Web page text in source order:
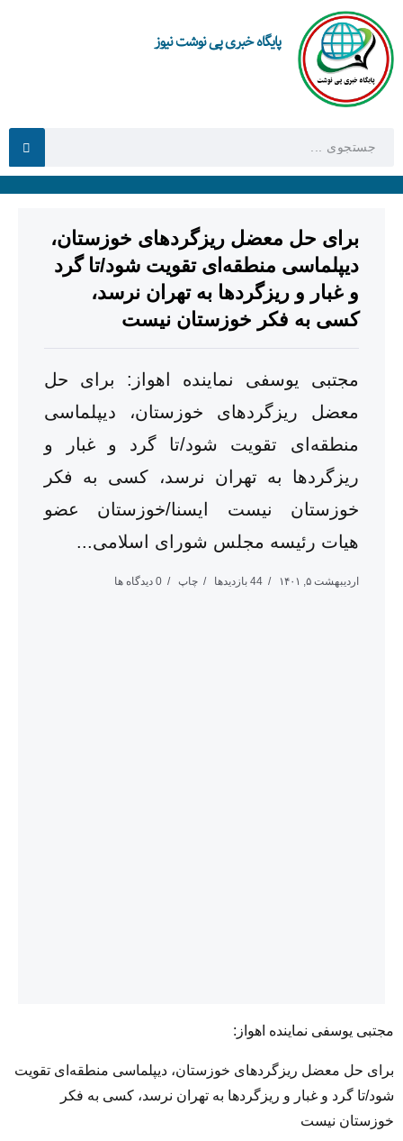
پایگاه خبری پی نوشت نیوز
برای حل معضل ریزگردهای خوزستان،
دیپلماسی منطقه‌ای تقویت شود/تا گرد
و غبار و ریزگردها به تهران نرسد،
کسی به فکر خوزستان نیست
مجتبی یوسفی نماینده اهواز: برای حل
معضل ریزگردهای خوزستان، دیپلماسی
منطقه‌ای تقویت شود/تا گرد و غبار و
ریزگردها به تهران نرسد، کسی به فکر
خوزستان نیست ایسنا/خوزستان عضو
هیات رئیسه مجلس شورای اسلامی...
اردیبهشت ۵, ۱۴۰۱ 44 بازدیدها چاپ 0 دیدگاه ها
مجتبی یوسفی نماینده اهواز:
برای حل معضل ریزگردهای خوزستان، دیپلماسی منطقه‌ای تقویت
شود/تا گرد و غبار و ریزگردها به تهران نرسد، کسی به فکر
خوزستان نیست